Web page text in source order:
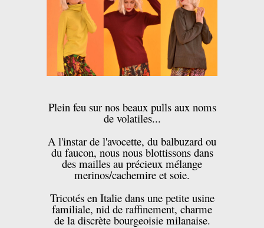
Plein feu sur nos beaux pulls aux noms
de volatiles...
A l'instar de l'avocette, du balbuzard ou
du faucon, nous nous blottissons dans
des mailles au précieux mélange
merinos/cachemire et soie.
Tricotés en Italie dans une petite usine
familiale, nid de raffinement, charme
de la discrète bourgeoisie milanaise.